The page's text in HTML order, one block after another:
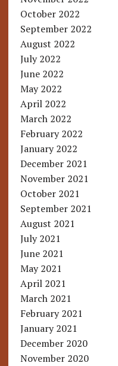
October 2022
September 2022
August 2022
July 2022
June 2022
May 2022
April 2022
March 2022
February 2022
January 2022
December 2021
November 2021
October 2021
September 2021
August 2021
July 2021
June 2021
May 2021
April 2021
March 2021
February 2021
January 2021
December 2020
November 2020